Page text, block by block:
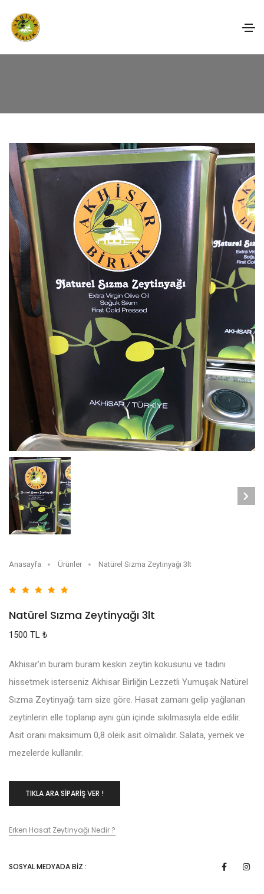
Anasayfa Ürünler Natürel Sızma Zeytinyağı 3lt
Natürel Sızma Zeytinyağı 3lt
1500 TL ₺
Akhisar’ın buram buram keskin zeytin kokusunu ve tadını
hissetmek isterseniz Akhisar Birliğin Lezzetli Yumuşak Natürel
Sızma Zeytinyağı tam size göre. Hasat zamanı gelip yağlanan
zeytinlerin elle toplanıp aynı gün içinde sıkılmasıyla elde edilir.
Asit oranı maksimum 0,8 oleik asit olmalıdır. Salata, yemek ve
mezelerde kullanılır.
TIKLA ARA SİPARİŞ VER !
Erken Hasat Zeytinyağı Nedir ?
SOSYAL MEDYADA BIZ :